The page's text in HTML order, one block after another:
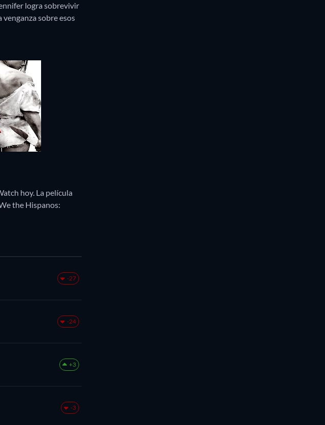
logra sobrevivir
sobre esos
hoy. La película
the Hispanos:
-27
-24
+3
-3